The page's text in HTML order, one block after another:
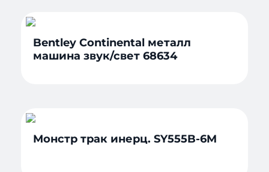
Bentley Continental металл
машина звук/свет 68634
Монстр трак инерц. SY555B-6M